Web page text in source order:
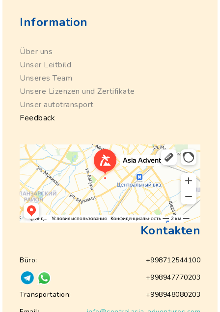
Information
Über uns
Unser Leitbild
Unseres Team
Unsere Lizenzen und Zertifikate
Unser autotransport
Feedback
Kontakten
Büro:
+998712544100
+998947770203
Transportation:
+998948080203